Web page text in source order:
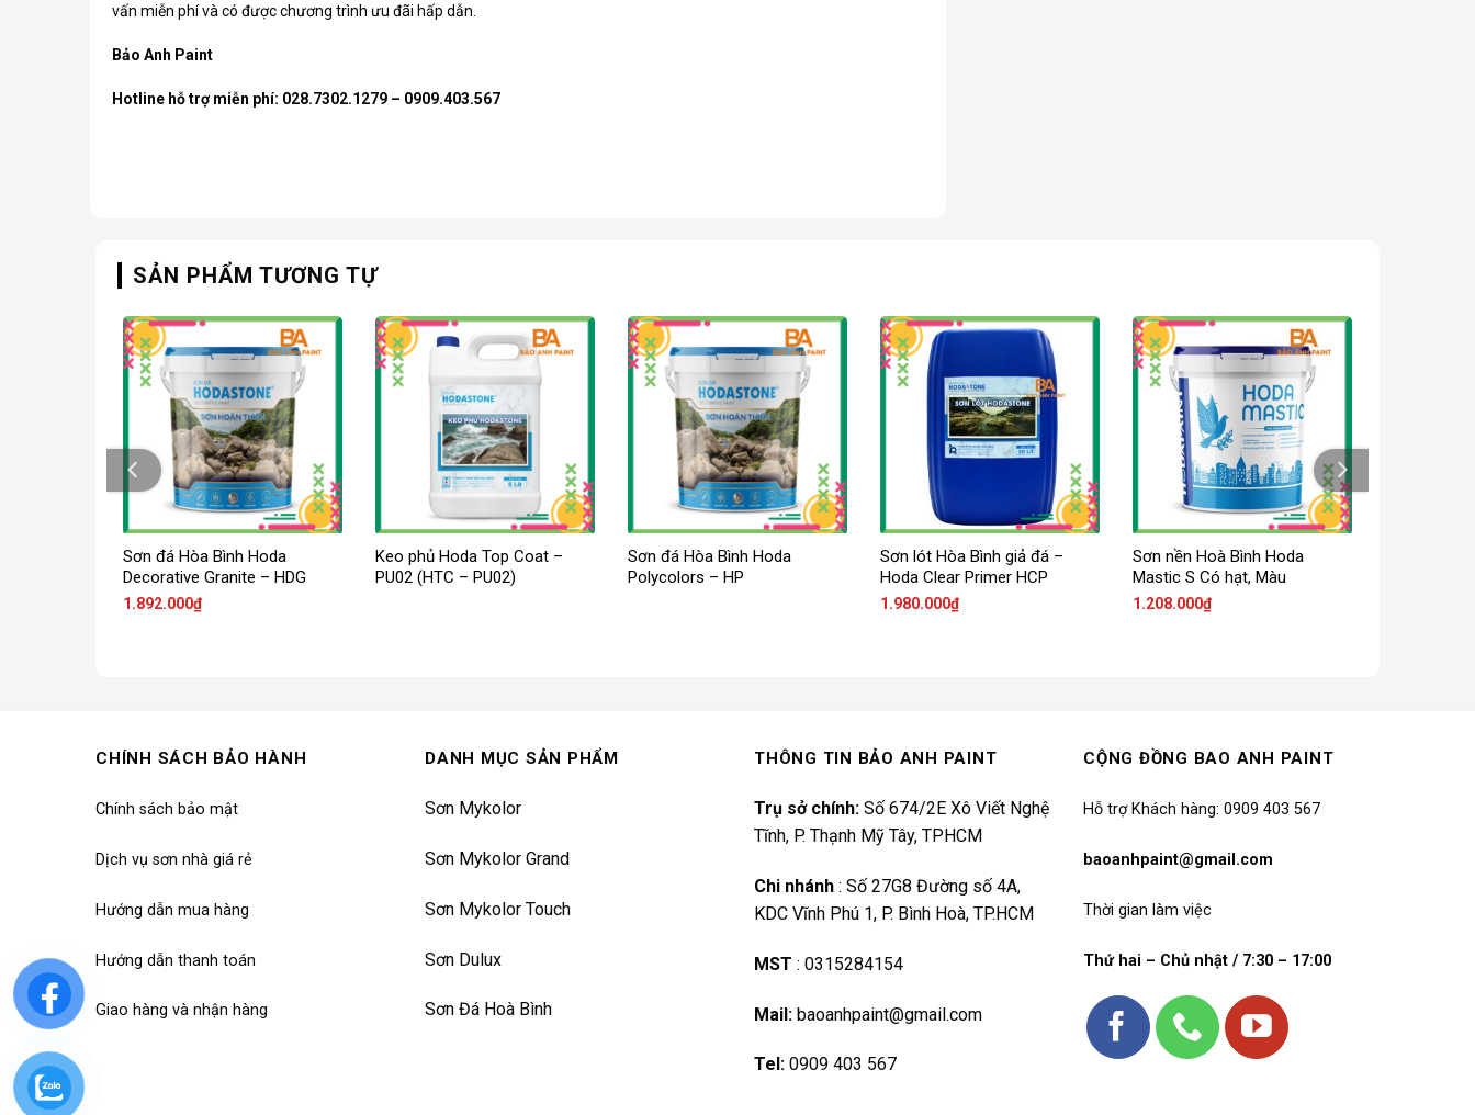
vấn miễn phí và có được chương trình ưu đãi hấp dẫn.
Bảo Anh Paint
Hotline hỗ trợ miễn phí: 028.7302.1279 – 0909.403.567
SẢN PHẨM TƯƠNG TỰ
Sơn đá Hòa Bình Hoda
Decorative Granite – HDG
1.892.000₫
Keo phủ Hoda Top Coat –
PU02 (HTC – PU02)
Sơn đá Hòa Bình Hoda
Polycolors – HP
Sơn lót Hòa Bình giả đá –
Hoda Clear Primer HCP
1.980.000₫
Sơn nền Hoà Bình Hoda
Mastic S Có hạt, Màu
1.208.000₫
CHÍNH SÁCH BẢO HÀNH
Chính sách bảo mật
Dịch vụ sơn nhà giá rẻ
Hướng dẫn mua hàng
Hướng dẫn thanh toán
Giao hàng và nhận hàng
DANH MỤC SẢN PHẨM
Sơn Mykolor
Sơn Mykolor Grand
Sơn Mykolor Touch
Sơn Dulux
Sơn Đá Hoà Bình
THÔNG TIN BẢO ANH PAINT
Trụ sở chính: Số 674/2E Xô Viết Nghệ
Tĩnh, P. Thạnh Mỹ Tây, TPHCM
Chi nhánh : Số 27G8 Đường số 4A,
KDC Vĩnh Phú 1, P. Bình Hoà, TP.HCM
MST : 0315284154
Mail: baoanhpaint@gmail.com
Tel: 0909 403 567
CỘNG ĐỒNG BAO ANH PAINT
Hỗ trợ Khách hàng: 0909 403 567
baoanhpaint@gmail.com
Thời gian làm việc
Thứ hai – Chủ nhật / 7:30 – 17:00